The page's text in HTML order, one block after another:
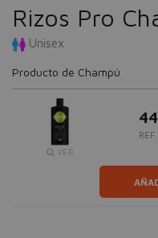
Rizos Pro
Unisex
Producto de Champú
VER